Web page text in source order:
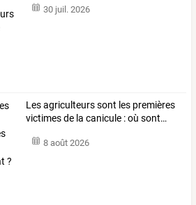
30 juil. 2026
Lesagriculteurssont les premières
victimesde la canicule :où sont…
8 août 2026